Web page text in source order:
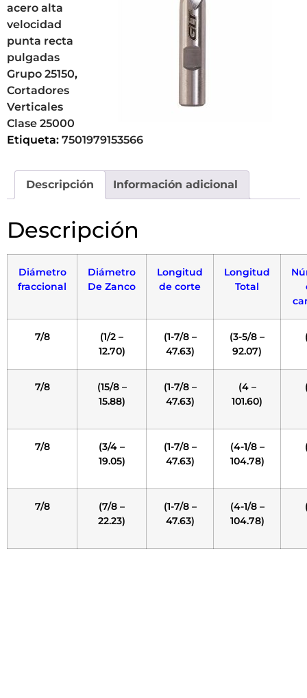
acero alta
velocidad
punta recta
pulgadas
Grupo 25150,
Cortadores
Verticales
Clase 25000
Etiqueta: 7501979153566
Descripción Información adicional
Descripción
Diámetro
fraccional
Diámetro
De Zanco
Longitud
de corte
Longitud
Total
7/8
(1/2 –
12.70)
(1-7/8 –
47.63)
(3-5/8 –
92.07)
7/8
(15/8 –
15.88)
(1-7/8 –
47.63)
(4 –
101.60)
7/8
(3/4 –
19.05)
(1-7/8 –
47.63)
(4-1/8 –
104.78)
7/8
(7/8 –
22.23)
(1-7/8 –
47.63)
(4-1/8 –
104.78)